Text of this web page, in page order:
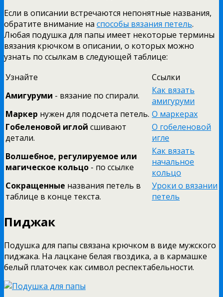
Если в описании встречаются непонятные названия,
обратите внимание на способы вязания петель.
Любая подушка для папы имеет некоторые термины
вязания крючком в описании, о которых можно
узнать по ссылкам в следующей таблице:
Узнайте
Ссылки
Амигуруми - вязание по спирали.
Как вязать
амигуруми
Маркер нужен для подсчета петель. О маркерах
Гобеленовой иглой сшивают
детали.
О гобеленовой
игле
Волшебное, регулируемое или
магическое кольцо - по ссылке
Как вязать
начальное
кольцо
Сокращенные названия петель в
таблице в конце текста.
Уроки о вязании
петель
Пиджак
Подушка для папы связана крючком в виде мужского
пиджака. На лацкане белая гвоздика, а в кармашке
белый платочек как символ респектабельности.